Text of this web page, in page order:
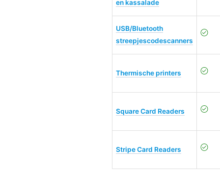
en kassalade
USB/Bluetooth
streepjescodescanners
Thermische printers
Square Card Readers
Stripe Card Readers